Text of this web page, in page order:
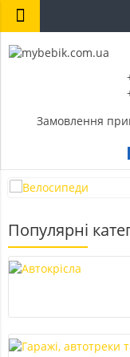
Замовлення
Популярні